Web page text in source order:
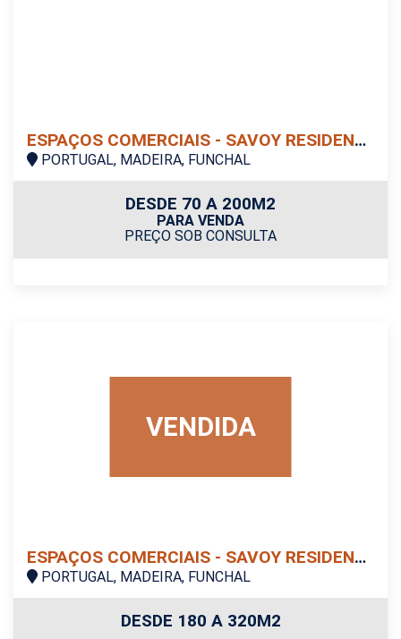
ESPAÇOS COMERCIAIS - SAVOY RESIDENCE | INSULAR
PORTUGAL, MADEIRA, FUNCHAL
DESDE 70 A 200M2
PARA VENDA
PREÇO SOB CONSULTA
VENDIDA
ESPAÇOS COMERCIAIS - SAVOY RESIDENCE | MONUMENTALI
PORTUGAL, MADEIRA, FUNCHAL
DESDE 180 A 320M2